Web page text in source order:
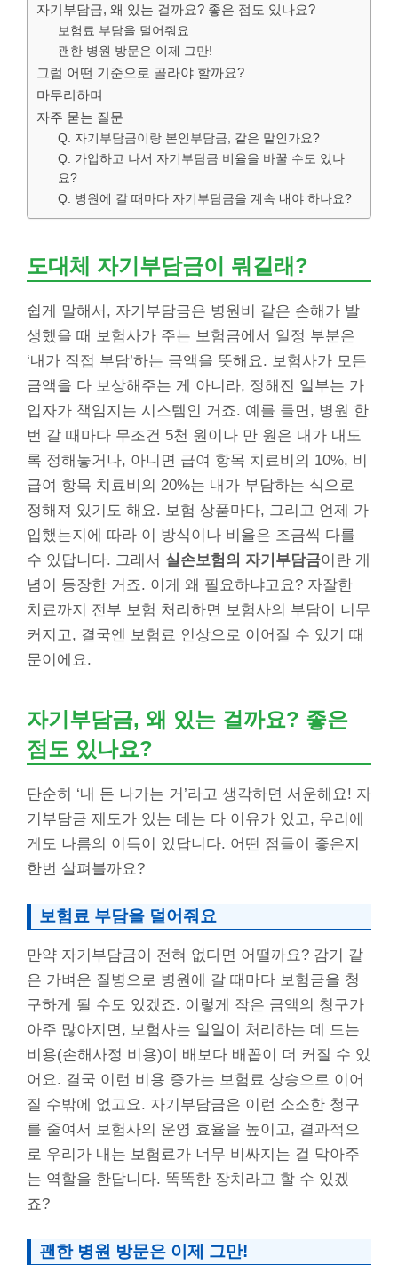
자기부담금, 왜 있는 걸까요? 좋은 점도 있나요?
보험료 부담을 덜어줘요
괜한 병원 방문은 이제 그만!
그럼 어떤 기준으로 골라야 할까요?
마무리하며
자주 묻는 질문
Q. 자기부담금이랑 본인부담금, 같은 말인가요?
Q. 가입하고 나서 자기부담금 비율을 바꿀 수도 있나
요?
Q. 병원에 갈 때마다 자기부담금을 계속 내야 하나요?
도대체 자기부담금이 뭐길래?
쉽게 말해서, 자기부담금은 병원비 같은 손해가 발
생했을 때 보험사가 주는 보험금에서 일정 부분은
‘내가 직접 부담’하는 금액을 뜻해요. 보험사가 모든
금액을 다 보상해주는 게 아니라, 정해진 일부는 가
입자가 책임지는 시스템인 거죠. 예를 들면, 병원 한
번 갈 때마다 무조건 5천 원이나 만 원은 내가 내도
록 정해놓거나, 아니면 급여 항목 치료비의 10%, 비
급여 항목 치료비의 20%는 내가 부담하는 식으로
정해져 있기도 해요. 보험 상품마다, 그리고 언제 가
입했는지에 따라 이 방식이나 비율은 조금씩 다를
수 있답니다. 그래서 실손보험의 자기부담금이란 개
념이 등장한 거죠. 이게 왜 필요하냐고요? 자잘한
치료까지 전부 보험 처리하면 보험사의 부담이 너무
커지고, 결국엔 보험료 인상으로 이어질 수 있기 때
문이에요.
자기부담금, 왜 있는 걸까요? 좋은
점도 있나요?
단순히 ‘내 돈 나가는 거’라고 생각하면 서운해요! 자
기부담금 제도가 있는 데는 다 이유가 있고, 우리에
게도 나름의 이득이 있답니다. 어떤 점들이 좋은지
한번 살펴볼까요?
보험료 부담을 덜어줘요
만약 자기부담금이 전혀 없다면 어떨까요? 감기 같
은 가벼운 질병으로 병원에 갈 때마다 보험금을 청
구하게 될 수도 있겠죠. 이렇게 작은 금액의 청구가
아주 많아지면, 보험사는 일일이 처리하는 데 드는
비용(손해사정 비용)이 배보다 배꼽이 더 커질 수 있
어요. 결국 이런 비용 증가는 보험료 상승으로 이어
질 수밖에 없고요. 자기부담금은 이런 소소한 청구
를 줄여서 보험사의 운영 효율을 높이고, 결과적으
로 우리가 내는 보험료가 너무 비싸지는 걸 막아주
는 역할을 한답니다. 똑똑한 장치라고 할 수 있겠
죠?
괜한 병원 방문은 이제 그만!